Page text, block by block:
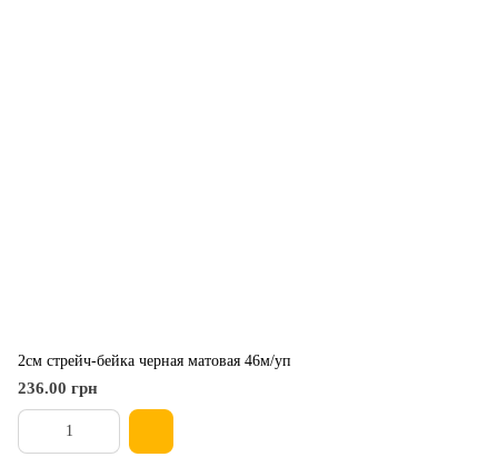
2см стрейч-бейка черная матовая 46м/уп
236.00 грн